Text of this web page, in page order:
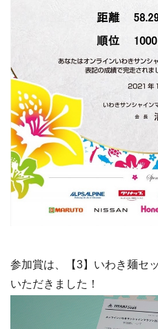
参加賞は、【3】いわき麺セ
いただきました！